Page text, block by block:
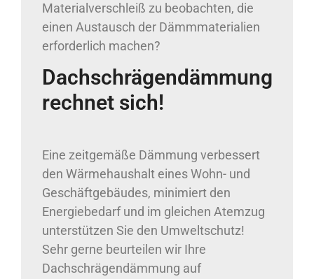
Materialverschleiß zu beobachten, die
einen Austausch der Dämmmaterialien
erforderlich machen?
Dachschrägendämmung
rechnet sich!
Eine zeitgemäße Dämmung verbessert
den Wärmehaushalt eines Wohn- und
Geschäftgebäudes, minimiert den
Energiebedarf und im gleichen Atemzug
unterstützen Sie den Umweltschutz!
Sehr gerne beurteilen wir Ihre
Dachschrägendämmung auf